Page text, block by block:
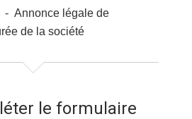
- Annonce légale de
de la société
le formulaire